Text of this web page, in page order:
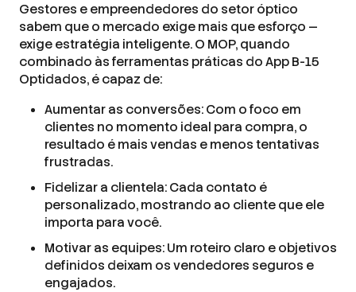
Gestores e empreendedores do setor óptico
sabem que o mercado exige mais que esforço —
exige estratégia inteligente. O MOP, quando
combinado às ferramentas práticas do App B-15
Optidados, é capaz de:
Aumentar as conversões: Com o foco em
clientes no momento ideal para compra, o
resultado é mais vendas e menos tentativas
frustradas.
Fidelizar a clientela: Cada contato é
personalizado, mostrando ao cliente que ele
importa para você.
Motivar as equipes: Um roteiro claro e objetivos
definidos deixam os vendedores seguros e
engajados.